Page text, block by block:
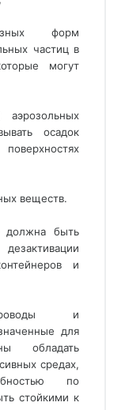
форм
частиц в
могут
осадок
веществ.
быть
и
и
для
обладать
средах,
по
стойкими к